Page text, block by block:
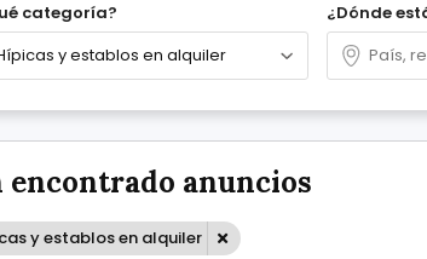
categoría? ¿Dónde
encontrado anuncios
y establos en alquiler